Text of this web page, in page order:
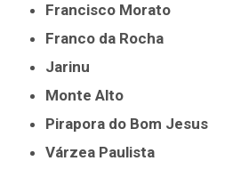
Francisco Morato
Franco da Rocha
Jarinu
Monte Alto
Pirapora do Bom Jesus
Várzea Paulista